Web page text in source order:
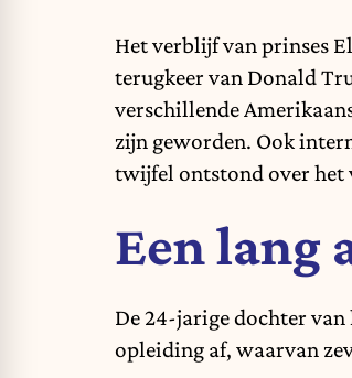
Het verblijf van prinses
terugkeer van Donald
verschillende
zijn geworden. Ook
twijfel ontstond over het
Een lang
De 24-jarige dochter
opleiding af, waarvan